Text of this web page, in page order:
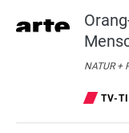
NATUR +
TV-